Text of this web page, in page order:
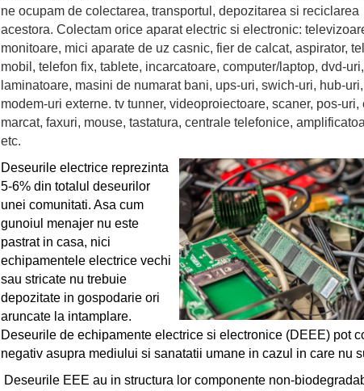
ne ocupam de colectarea, transportul, depozitarea si reciclarea
acestora. Colectam orice aparat electric si electronic:
monitoare, mici aparate de uz casnic, fier de calcat, aspirator,
mobil, telefon fix, tablete, incarcatoare, computer/laptop, dvd-
laminatoare, masini de numarat bani, ups-uri, swich-uri, hub-
modem-uri externe. tv tunner, videoproiectoare, scaner, pos-uri,
marcat, faxuri, mouse, tastatura, centrale telefonice,
etc.
Deseurile electrice reprezinta
5-6% din totalul deseurilor
unei comunitati. Asa cum
gunoiul menajer nu este
pastrat in casa, nici
echipamentele electrice vechi
sau stricate nu trebuie
depozitate in gospodarie ori
aruncate la intamplare.
Deseurile de echipamente electrice si electronice (DEEE) pot
negativ asupra mediului si sanatatii umane in cazul in care nu
Deseurile EEE au in structura lor componente non-